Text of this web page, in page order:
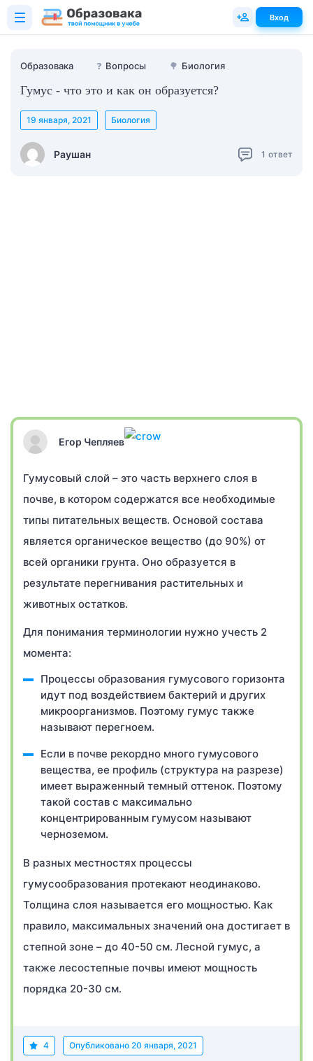
Образовака ❓ Вопросы 🌳 Биология
Гумус - что это и как он образуется?
Раушан
19 января, 2021 Биология
1 ответ
Егор Чепляев
Гумусовый слой – это часть верхнего слоя в
почве, в котором содержатся все необходимые
типы питательных веществ. Основой состава
является органическое вещество (до 90%) от
всей органики грунта. Оно образуется в
результате перегнивания растительных и
животных остатков.
Для понимания терминологии нужно учесть 2
момента:
Процессы образования гумусового горизонта
идут под воздействием бактерий и других
микроорганизмов. Поэтому гумус также
называют перегноем.
Если в почве рекордно много гумусового
вещества, ее профиль (структура на разрезе)
имеет выраженный темный оттенок. Поэтому
такой состав с максимально
концентрированным гумусом называют
черноземом.
В разных местностях процессы
гумусообразования протекают неодинаково.
Толщина слоя называется его мощностью. Как
правило, максимальных значений она достигает в
степной зоне – до 40-50 см. Лесной гумус, а
также лесостепные почвы имеют мощность
порядка 20-30 см.
4 Опубликовано 20 января, 2021
Вход